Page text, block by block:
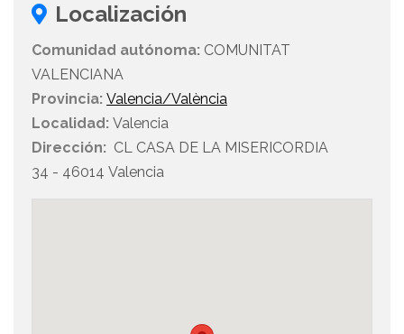
Localización
Comunidad autónoma: COMUNITAT
VALENCIANA
Provincia: Valencia/València
Localidad: Valencia
Dirección: CL CASA DE LA MISERICORDIA
34 - 46014 Valencia